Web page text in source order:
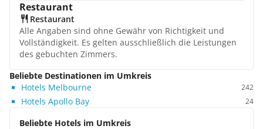
Restaurant
Restaurant
Alle Angaben sind ohne Gewähr von Richtigkeit und
Vollständigkeit. Es gelten ausschließlich die Leistungen
des gebuchten Zimmers.
Beliebte Destinationen im Umkreis
Hotels Melbourne
242
Hotels Apollo Bay 24
Beliebte Hotels im Umkreis